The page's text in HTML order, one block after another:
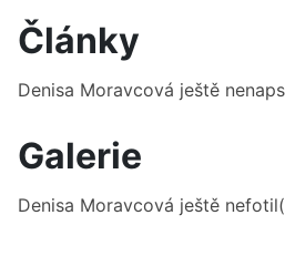
Články
Denisa Moravcová ještě
Galerie
Denisa Moravcová ještě